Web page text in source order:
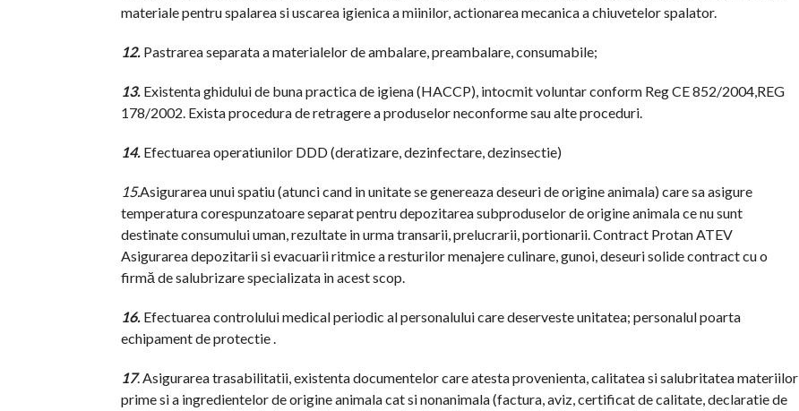
materiale pentru spalarea si uscarea igienica a miinilor, actionarea mecanica a chiuvetelor spalator.
12.Pastrarea separata a materialelor de ambalare, preambalare, consumabile;
13.Existenta ghidului de buna practica de igiena (HACCP), intocmit voluntar conform Reg CE 852/2004,REG
178/2002. Exista procedura de retragere a produselor neconforme sau alte proceduri.
14.Efectuarea operatiunilor DDD (deratizare, dezinfectare, dezinsectie)
15.Asigurarea unui spatiu (atunci cand in unitate se genereaza deseuri de origine animala) care sa asigure
temperatura corespunzatoare separat pentru depozitarea subproduselor de origine animala ce nu sunt
destinate consumului uman, rezultate in urma transarii, prelucrarii, portionarii. Contract Protan ATEV
Asigurarea depozitarii si evacuarii ritmice a resturilor menajere culinare, gunoi, deseuri solide contract cu o
firmă de salubrizare specializata in acest scop.
16.Efectuarea controlului medical periodic al personalului care deserveste unitatea; personalul poarta
echipament de protectie .
17. Asigurarea trasabilitatii, existenta documentelor care atesta provenienta, calitatea si salubritatea materiilor
prime si a ingredientelor de origine animala cat si nonanimala (factura, aviz, certificat de calitate, declaratie de